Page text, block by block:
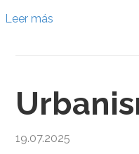
Leer más
19.07.2025